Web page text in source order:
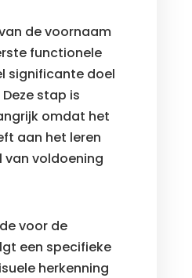
de voornaam
functionele
significante doel
stap is
omdat het
aan het leren
van voldoening
voor de
een specifieke
herkenning